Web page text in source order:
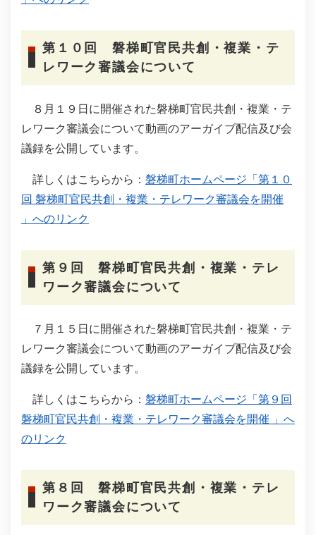
第１０回 磐梯町官民共創・複業・テ
レワーク審議会について
８月１９日に開催された磐梯町官民共創・複業・テ
レワーク審議会について動画のアーガイブ配信及び会
議録を公開しています。
詳しくはこちらから： 磐梯町ホームページ「第１０
回 磐梯町官民共創・複業・テレワーク審議会を開催
」へのリンク
第９回 磐梯町官民共創・複業・テレ
ワーク審議会について
７月１５日に開催された磐梯町官民共創・複業・テ
レワーク審議会について動画のアーガイブ配信及び会
議録を公開しています。
詳しくはこちらから： 磐梯町ホームページ「第９回
磐梯町官民共創・複業・テレワーク審議会を開催 」へ
のリンク
第８回 磐梯町官民共創・複業・テレ
ワーク審議会について